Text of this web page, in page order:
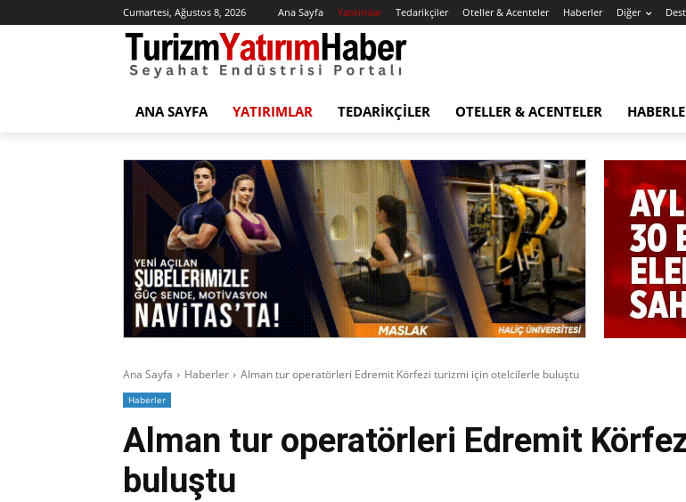
Cumartesi, Ağustos 8, 2026 Ana Sayfa Yatırımlar Tedarikçiler Oteller & Acenteler Haberler Diğer
ANA SAYFA YATIRIMLAR TEDARIKÇILER OTELLER & ACENTELER
Ana Sayfa Haberler Alman tur operatörleri Edremit Körfezi turizmi için otelcilerle buluştu
Haberler
Alman tur operatörleri Edremit
buluştu